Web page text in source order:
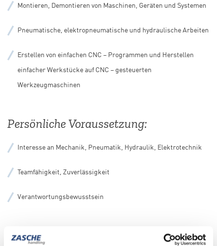
Montieren, Demontieren von Maschinen, Geräten und Systemen
Pneumatische, elektropneumatische und hydraulische Arbeiten
Erstellen von einfachen CNC – Programmen und Herstellen
einfacher Werkstücke auf CNC – gesteuerten
Werkzeugmaschinen
Persönliche Voraussetzung:
Interesse an Mechanik, Pneumatik, Hydraulik, Elektrotechnik
Teamfähigkeit, Zuverlässigkeit
Verantwortungsbewusstsein
Ausbildungsdauer: